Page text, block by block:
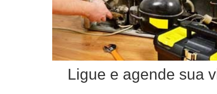
Ligue e agende sua